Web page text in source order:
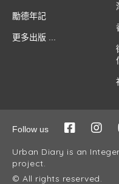
勵德年記
更多出版 ...
Follow us
Urban Diary is an
project.
© All rights reserved.